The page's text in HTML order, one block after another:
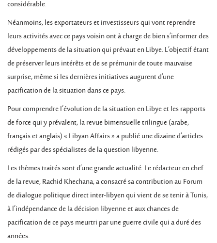
considérable.
Néanmoins, les exportateurs et investisseurs qui vont reprendre
leurs activités avec ce pays voisin ont à charge de bien s’informer des
développements de la situation qui prévaut en Libye. L’objectif étant
de préserver leurs intérêts et de se prémunir de toute mauvaise
surprise, même si les dernières initiatives augurent d’une
pacification de la situation dans ce pays.
Pour comprendre l’évolution de la situation en Libye et les rapports
de force qui y prévalent, la revue bimensuelle trilingue (arabe,
français et anglais) « Libyan Affairs » a publié une dizaine d’articles
rédigés par des spécialistes de la question libyenne.
Les thèmes traités sont d’une grande actualité. Le rédacteur en chef
de la revue, Rachid Khechana, a consacré sa contribution au Forum
de dialogue politique direct inter-libyen qui vient de se tenir à Tunis,
à l’indépendance de la décision libyenne et aux chances de
pacification de ce pays meurtri par une guerre civile qui a duré des
années.